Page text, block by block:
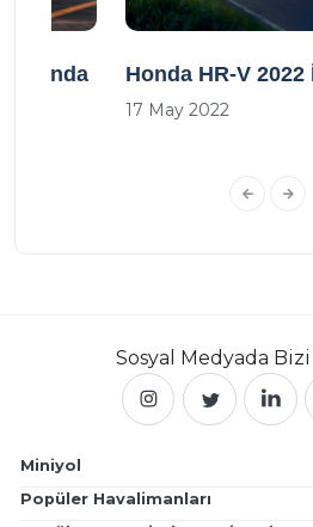
Honda HR-V 2022
17 May 2022
Sosyal Medyada
Miniyol
Popüler Havalimanları